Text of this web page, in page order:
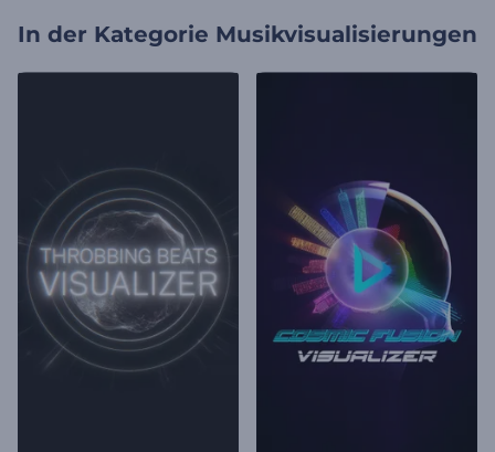
In der Kategorie Musikvisualisierungen